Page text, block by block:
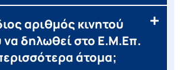
αριθμός κινητού
δηλωθεί στο Ε.Μ.Επ.
άτομα;